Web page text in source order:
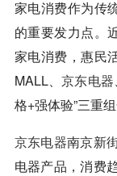
家电消费作为传
的重要发力点。
家电消费，惠民
MALL、京东电器
格+强体验”三重
京东电器南京新
电器产品，消费